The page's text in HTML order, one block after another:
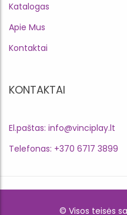
Katalogas
Apie Mus
Kontaktai
KONTAKTAI
El.paštas: info@vinciplay.lt
Telefonas: +370 6717 3899
© Visos teisės